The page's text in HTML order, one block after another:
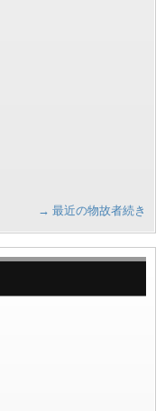
→ 最近の物故者続き